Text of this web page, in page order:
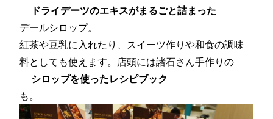
ドライデーツのエキスがまるごと詰まった
デールシロップ。
紅茶や豆乳に入れたり、スイーツ作りや和食の調味
料としても使えます。店頭には諸石さん手作りの
シロップを使ったレシピブック
も。